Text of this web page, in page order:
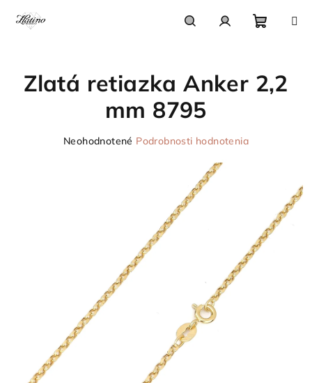
košík
Zlatá retiazka Anker 2,2
mm 8795
Priemerné
Neohodnotené Podrobnosti hodnotenia